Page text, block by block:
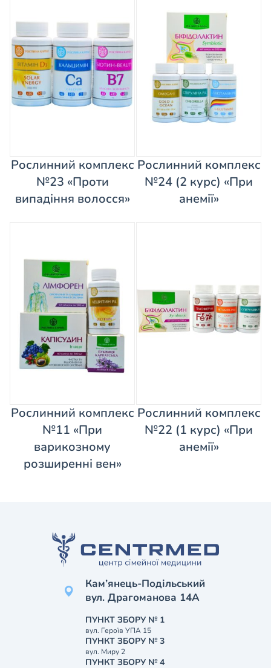
Рослинний комплекс
№23 «Проти
випадіння волосся»
Рослинний комплекс
№24 (2 курс) «При
анемії»
Рослинний комплекс
№11 «При
варикозному
розширенні вен»
Рослинний комплекс
№22 (1 курс) «При
анемії»
Кам’янець-Подільський
вул. Драгоманова 14А
ПУНКТ ЗБОРУ № 1
вул. Героїв УПА 15
ПУНКТ ЗБОРУ № 3
вул. Миру 2
ПУНКТ ЗБОРУ № 4